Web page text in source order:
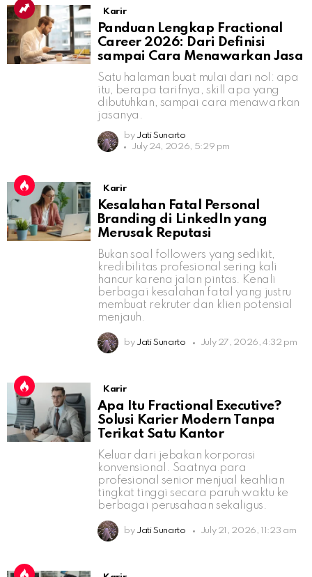
Karir
Panduan Lengkap Fractional
Career 2026: Dari Definisi
sampai Cara Menawarkan Jasa
Satu halaman buat mulai dari nol: apa
itu, berapa tarifnya, skill apa yang
dibutuhkan, sampai cara menawarkan
jasanya.
by Jati Sunarto
July 24, 2026, 5:29 pm
Karir
Kesalahan Fatal Personal
Branding di LinkedIn yang
Merusak Reputasi
Bukan soal followers yang sedikit,
kredibilitas profesional sering kali
hancur karena jalan pintas. Kenali
berbagai kesalahan fatal yang justru
membuat rekruter dan klien potensial
menjauh.
by Jati Sunarto July 27, 2026, 4:32 pm
Karir
Apa Itu Fractional Executive?
Solusi Karier Modern Tanpa
Terikat Satu Kantor
Keluar dari jebakan korporasi
konvensional. Saatnya para
profesional senior menjual keahlian
tingkat tinggi secara paruh waktu ke
berbagai perusahaan sekaligus.
by Jati Sunarto July 21, 2026, 11:23 am